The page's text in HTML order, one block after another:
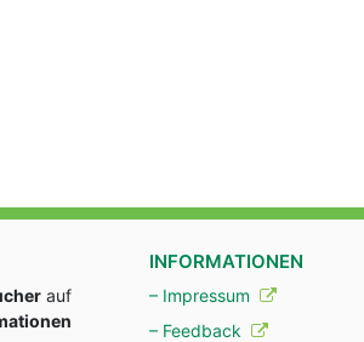
auf
INFORMATIONEN
– Impressum
– Feedback